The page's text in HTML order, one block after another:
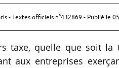
- Textes officiels n°432869 - Publié le
taxe, quelle que soit la
aux entreprises